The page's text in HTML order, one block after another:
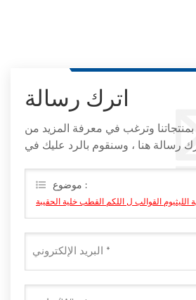
اترك رسالة
بمنتجاتنا وترغب في معرفة المزيد من
رسالة هنا ، وسنقوم بالرد عليك في
موضوع :
الليثيوم القوالب ل اللكم القطب خلية الحقيبة